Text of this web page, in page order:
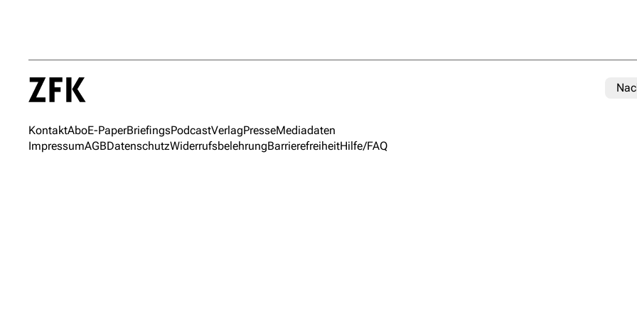
KontaktAboE-PaperBriefingsPodcastVerlagPresseMediadaten
ImpressumAGBDatenschutzWiderrufsbelehrungBarrierefreiheitHilfe/FAQ